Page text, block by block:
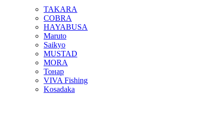
TAKARA
COBRA
HAYABUSA
Maruto
Saikyo
MUSTAD
MORA
Тонар
VIVA Fishing
Kosadaka